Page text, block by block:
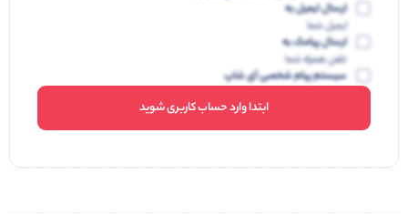
ارسال ایمیل به
ایمیل شما
ارسال پیامک به
تلفن همراه شما
سیستم پیام شخصی آی شاپ
ابتدا وارد حساب کاربری شوید